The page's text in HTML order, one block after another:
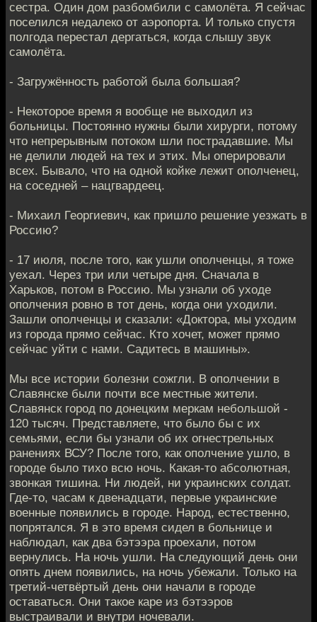
сестра. Один дом разбомбили с самолёта. Я сейчас
поселился недалеко от аэропорта. И только спустя
полгода перестал дергаться, когда слышу звук
самолёта.
- Загружённость работой была большая?
- Некоторое время я вообще не выходил из
больницы. Постоянно нужны были хирурги, потому
что непрерывным потоком шли пострадавшие. Мы
не делили людей на тех и этих. Мы оперировали
всех. Бывало, что на одной койке лежит ополченец,
на соседней – нацгвардеец.
- Михаил Георгиевич, как пришло решение уезжать в
Россию?
- 17 июля, после того, как ушли ополченцы, я тоже
уехал. Через три или четыре дня. Сначала в
Харьков, потом в Россию. Мы узнали об уходе
ополчения ровно в тот день, когда они уходили.
Зашли ополченцы и сказали: «Доктора, мы уходим
из города прямо сейчас. Кто хочет, может прямо
сейчас уйти с нами. Садитесь в машины».
Мы все истории болезни сожгли. В ополчении в
Славянске были почти все местные жители.
Славянск город по донецким меркам небольшой -
120 тысяч. Представляете, что было бы с их
семьями, если бы узнали об их огнестрельных
ранениях ВСУ? После того, как ополчение ушло, в
городе было тихо всю ночь. Какая-то абсолютная,
звонкая тишина. Ни людей, ни украинских солдат.
Где-то, часам к двенадцати, первые украинские
военные появились в городе. Народ, естественно,
попрятался. Я в это время сидел в больнице и
наблюдал, как два бэтээра проехали, потом
вернулись. На ночь ушли. На следующий день они
опять днем появились, на ночь убежали. Только на
третий-четвёртый день они начали в городе
оставаться. Они такое каре из бэтээров
выстраивали и внутри ночевали.